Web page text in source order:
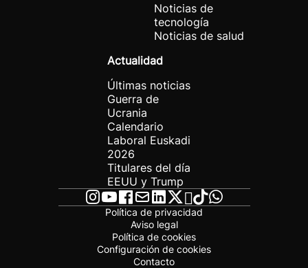
Noticias de
tecnología
Noticias de salud
Actualidad
Últimas noticias
Guerra de
Ucrania
Calendario
Laboral Euskadi
2026
Titulares del día
EEUU y Trump
Política de privacidad
Aviso legal
Política de cookies
Configuración de cookies
Contacto